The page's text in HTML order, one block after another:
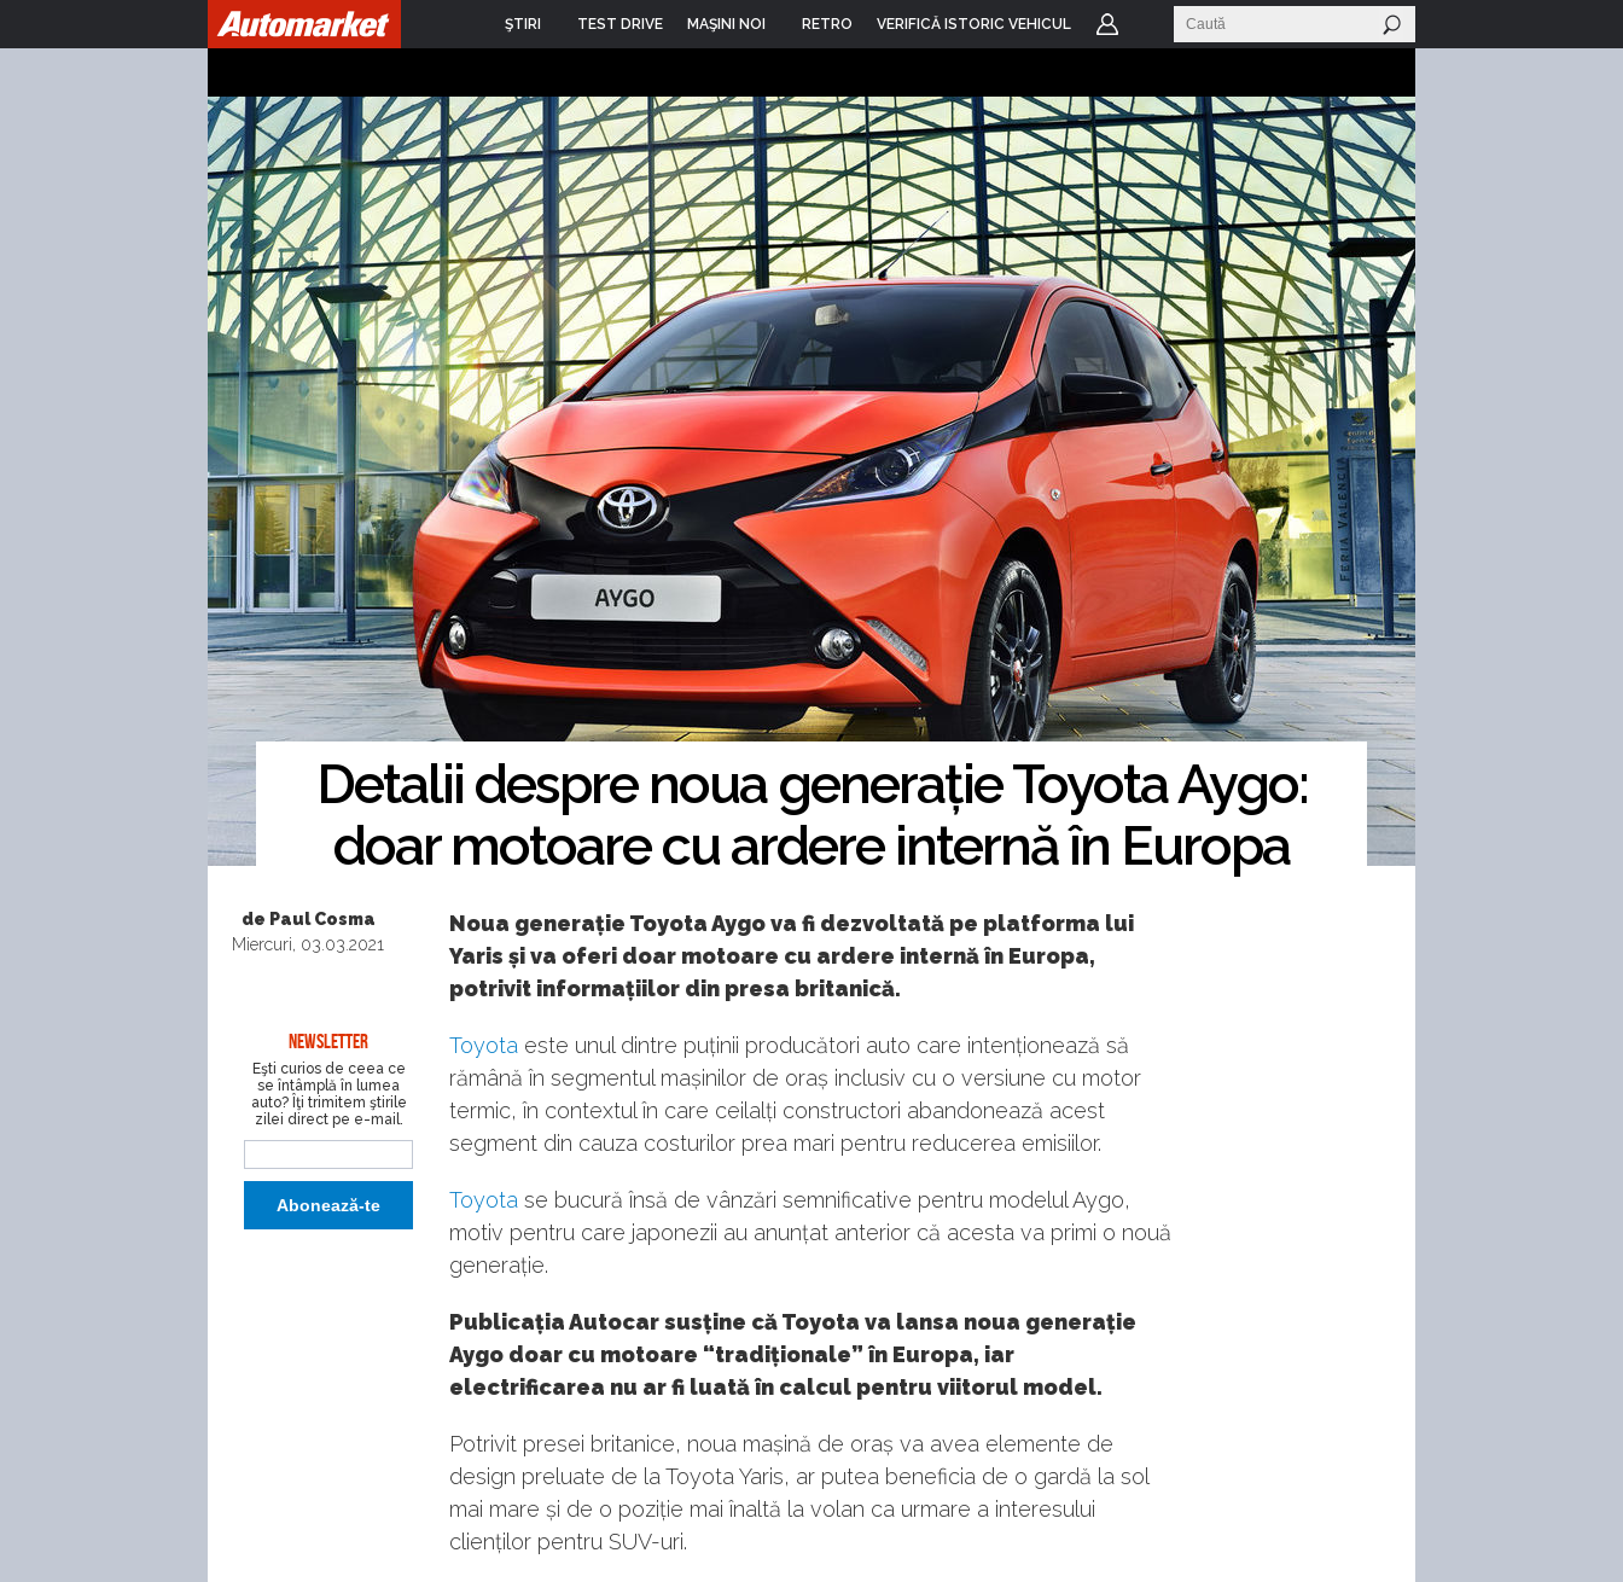
ŞTIRI TEST DRIVE MAŞINI NOI RETRO VERIFICĂ ISTORIC VEHICUL
Detalii despre noua generație Toyota Aygo:
doar motoare cu ardere internă în Europa
de Paul Cosma
Miercuri, 03.03.2021
NEWSLETTER
Eşti curios de ceea ce
se întâmplă în lumea
auto? Îţi trimitem ştirile
zilei direct pe e-mail.
Noua generație Toyota Aygo va fi dezvoltată pe platforma lui
Yaris și va oferi doar motoare cu ardere internă în Europa,
potrivit informațiilor din presa britanică.
Toyota este unul dintre puținii producători auto care intenționează să
rămână în segmentul mașinilor de oraș inclusiv cu o versiune cu motor
termic, în contextul în care ceilalți constructori abandonează acest
segment din cauza costurilor prea mari pentru reducerea emisiilor.
Toyota se bucură însă de vânzări semnificative pentru modelul Aygo,
motiv pentru care japonezii au anunțat anterior că acesta va primi o nouă
generație.
Publicația Autocar susține că Toyota va lansa noua generație
Aygo doar cu motoare “tradiționale” în Europa, iar
electrificarea nu ar fi luată în calcul pentru viitorul model.
Potrivit presei britanice, noua mașină de oraș va avea elemente de
design preluate de la Toyota Yaris, ar putea beneficia de o gardă la sol
mai mare și de o poziție mai înaltă la volan ca urmare a interesului
clienților pentru SUV-uri.